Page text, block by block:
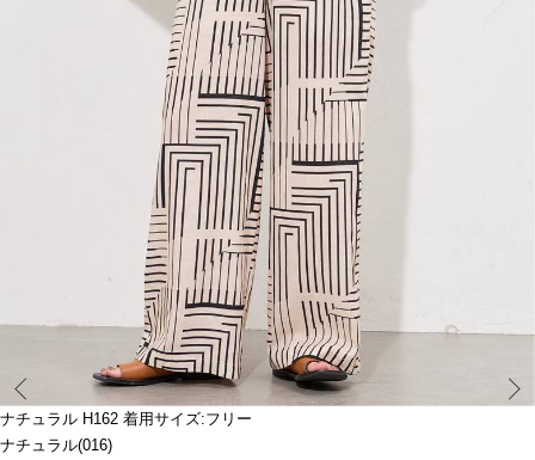
ナチュラル H162 着用サイズ:フリー
ナチュラル(016)